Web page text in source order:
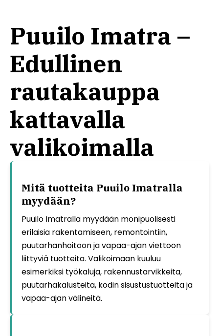
Puuilo Imatra –
Edullinen
rautakauppa
kattavalla
valikoimalla
Mitä tuotteita Puuilo Imatralla
myydään?
Puuilo Imatralla myydään monipuolisesti
erilaisia rakentamiseen, remontointiin,
puutarhanhoitoon ja vapaa-ajan viettoon
liittyviä tuotteita. Valikoimaan kuuluu
esimerkiksi työkaluja, rakennustarvikkeita,
puutarhakalusteita, kodin sisustustuotteita ja
vapaa-ajan välineitä.